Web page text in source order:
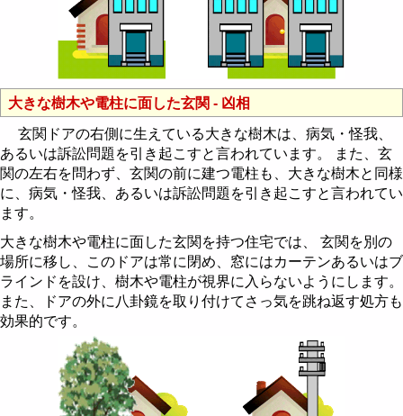
大きな樹木や電柱に面した玄関 - 凶相
玄関ドアの右側に生えている大きな樹木は、病気・怪我、
あるいは訴訟問題を引き起こすと言われています。 また、玄
関の左右を問わず、玄関の前に建つ電柱も、大きな樹木と同様
に、病気・怪我、あるいは訴訟問題を引き起こすと言われてい
ます。
大きな樹木や電柱に面した玄関を持つ住宅では、 玄関を別の
場所に移し、このドアは常に閉め、窓にはカーテンあるいはブ
ラインドを設け、樹木や電柱が視界に入らないようにします。
また、ドアの外に八卦鏡を取り付けてさっ気を跳ね返す処方も
効果的です。